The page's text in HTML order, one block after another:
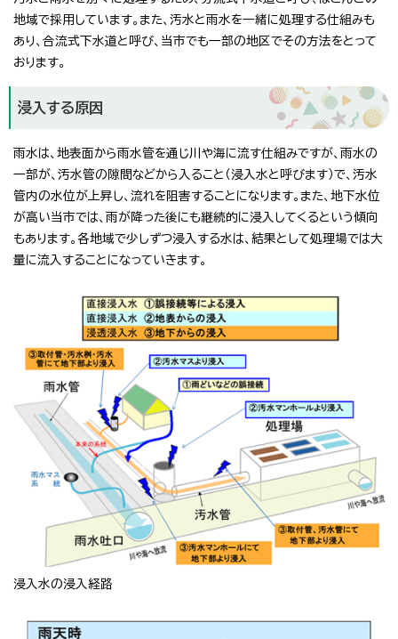
地域で採用しています。また、汚水と雨水を一緒に処理する仕組みも
あり、合流式下水道と呼び、当市でも一部の地区でその方法をとって
おります。
浸入する原因
雨水は、地表面から雨水管を通じ川や海に流す仕組みですが、雨水の
一部が、汚水管の隙間などから入ること（浸入水と呼びます）で、汚水
管内の水位が上昇し、流れを阻害することになります。また、地下水位
が高い当市では、雨が降った後にも継続的に浸入してくるという傾向
もあります。各地域で少しずつ浸入する水は、結果として処理場では大
量に流入することになっていきます。
浸入水の浸入経路